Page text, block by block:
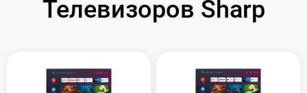
Телевизоров Sharp